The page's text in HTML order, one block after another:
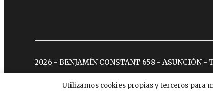
Utilizamos cookies propias y terceros para
2026 - BENJAMÍN CONSTANT 658 - ASUNCIÓN -